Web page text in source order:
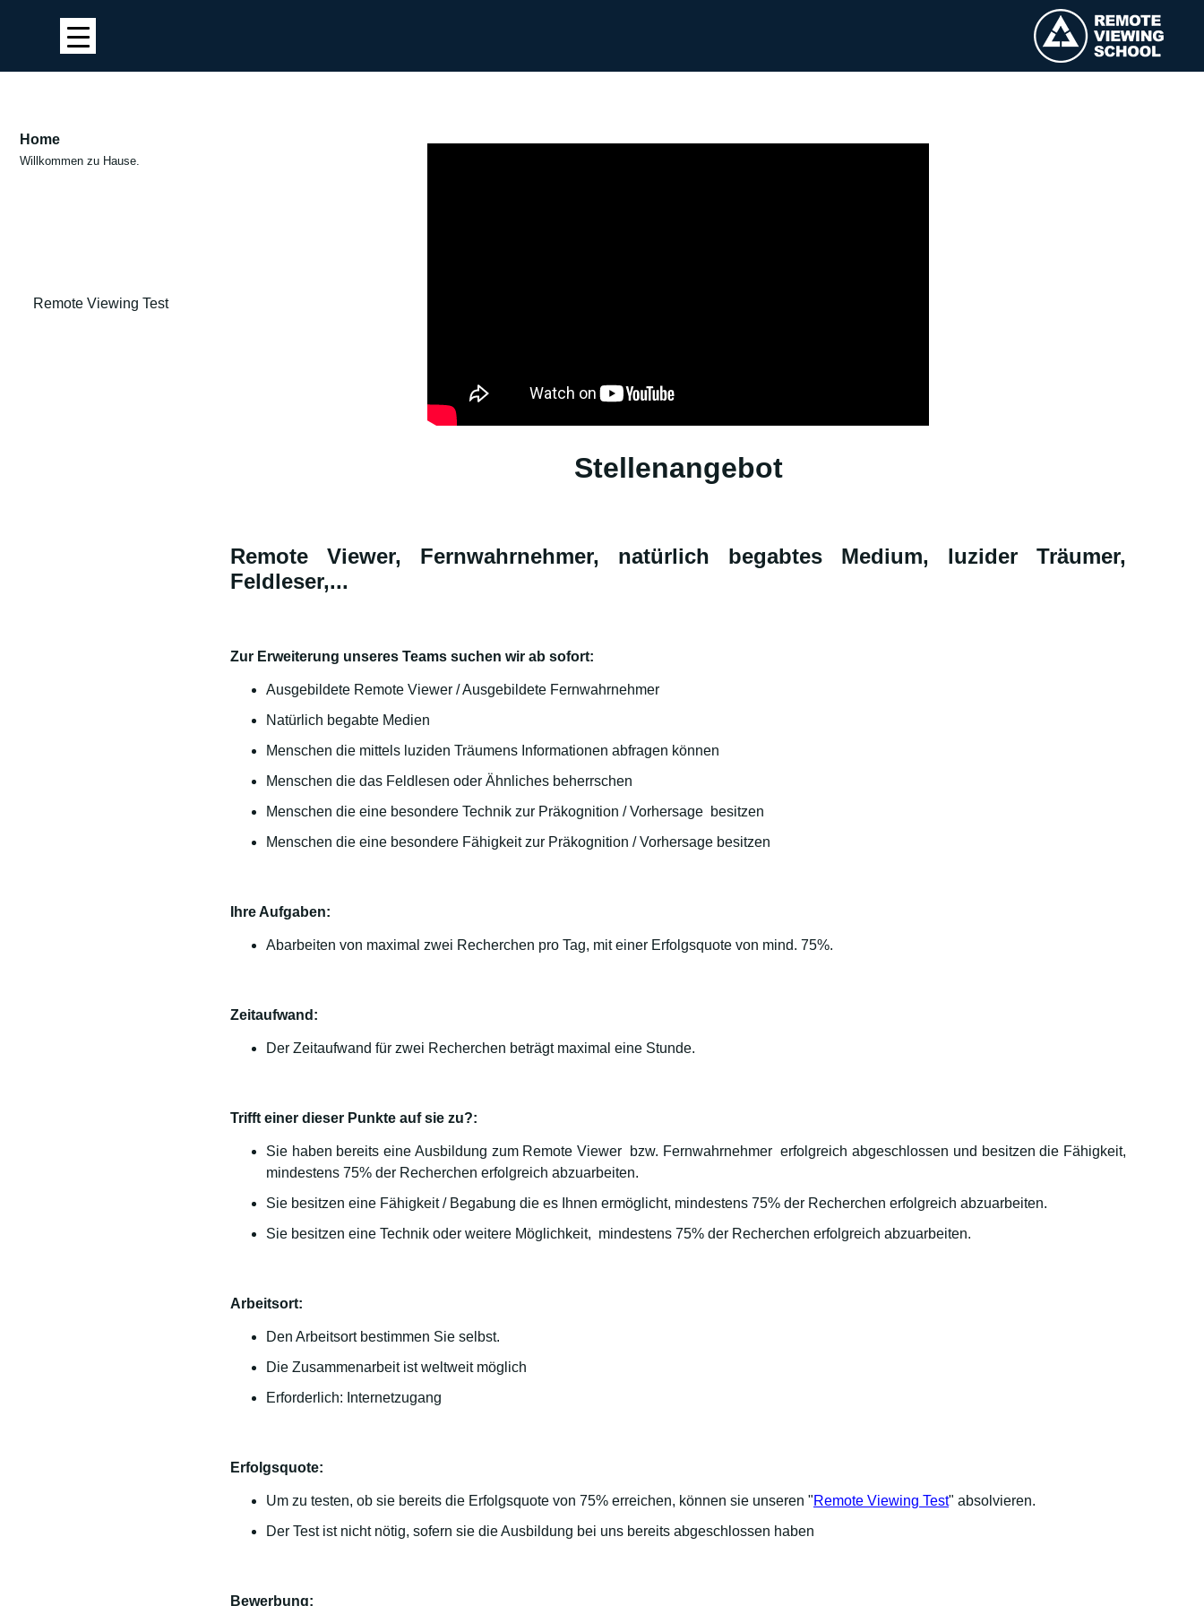
Home
Willkommen zu Hause.
Remote Viewing Test
Stellenangebot
Remote Viewer, Fernwahrnehmer, natürlich begabtes Medium, luzider Träumer,
Feldleser,...
Zur Erweiterung unseres Teams suchen wir ab sofort:
Ausgebildete Remote Viewer / Ausgebildete Fernwahrnehmer
Natürlich begabte Medien
Menschen die mittels luziden Träumens Informationen abfragen können
Menschen die das Feldlesen oder Ähnliches beherrschen
Menschen die eine besondere Technik zur Präkognition / Vorhersage besitzen
Menschen die eine besondere Fähigkeit zur Präkognition / Vorhersage besitzen
Ihre Aufgaben:
Abarbeiten von maximal zwei Recherchen pro Tag, mit einer Erfolgsquote von mind. 75%.
Zeitaufwand:
Der Zeitaufwand für zwei Recherchen beträgt maximal eine Stunde.
Trifft einer dieser Punkte auf sie zu?:
Sie haben bereits eine Ausbildung zum Remote Viewer bzw. Fernwahrnehmer erfolgreich abgeschlossen und besitzen die Fähigkeit,
mindestens 75% der Recherchen erfolgreich abzuarbeiten.
Sie besitzen eine Fähigkeit / Begabung die es Ihnen ermöglicht, mindestens 75% der Recherchen erfolgreich abzuarbeiten.
Sie besitzen eine Technik oder weitere Möglichkeit, mindestens 75% der Recherchen erfolgreich abzuarbeiten.
Arbeitsort:
Den Arbeitsort bestimmen Sie selbst.
Die Zusammenarbeit ist weltweit möglich
Erforderlich: Internetzugang
Erfolgsquote:
Um zu testen, ob sie bereits die Erfolgsquote von 75% erreichen, können sie unseren "Remote Viewing Test" absolvieren.
Der Test ist nicht nötig, sofern sie die Ausbildung bei uns bereits abgeschlossen haben
Bewerbung: